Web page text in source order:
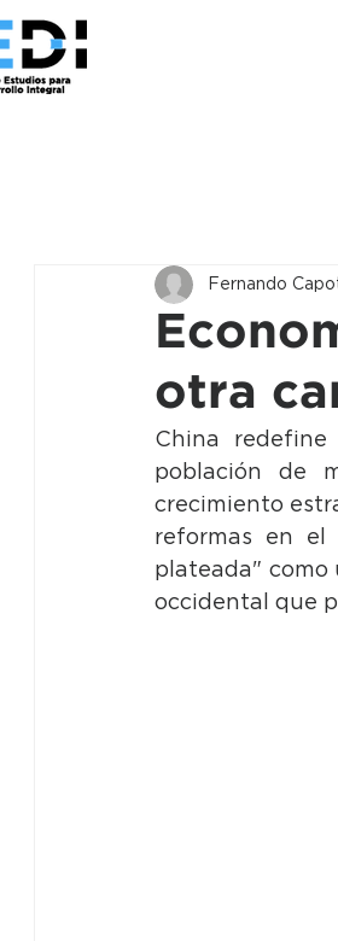
otra
Fernando
China
población de
crecimiento
reformas en el
plateada" como
occidental que